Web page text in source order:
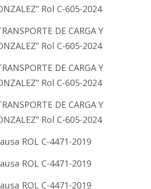
Rol C-605-2024
DE CARGA Y
Rol C-605-2024
DE CARGA Y
Rol C-605-2024
DE CARGA Y
Rol C-605-2024
ROL C-4471-2019
ROL C-4471-2019
ROL C-4471-2019